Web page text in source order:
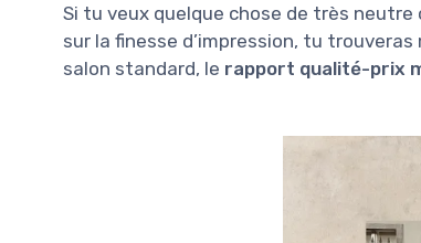
Si tu veux quelque chose de très
sur la finesse d’impression, tu
salon standard, le rapport qualité-prix